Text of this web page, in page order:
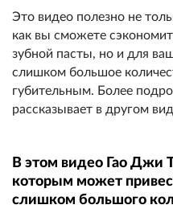
Это видео полезно не
как вы сможете
зубной пасты, но и для
слишком большое
губительным. Более
рассказывает в другом
В этом видео Гао Джи
которым может
слишком большого